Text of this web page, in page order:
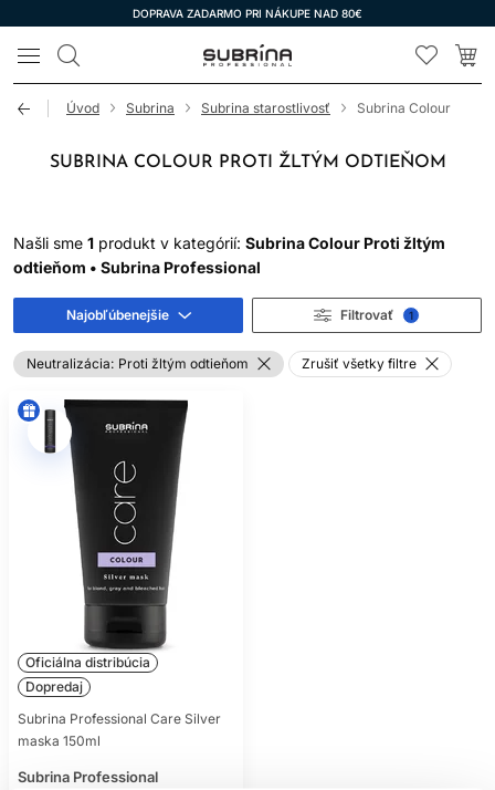
DOPRAVA ZADARMO PRI NÁKUPE NAD 80€
LOMAX
Úvod Subrina Subrina starostlivosť Subrina Colour
SUBRINA COLOUR PROTI ŽLTÝM ODTIEŇOM
Našli sme 1 produkt v kategórií: Subrina Colour Proti žltým
odtieňom • Subrina Professional
Najobľúbenejšie Filtrovať 1
Neutralizácia: Proti žltým odtieňom Zrušiť všetky filtre
Oficiálna distribúcia
Dopredaj
Subrina Professional Care Silver
maska 150ml
Subrina Professional